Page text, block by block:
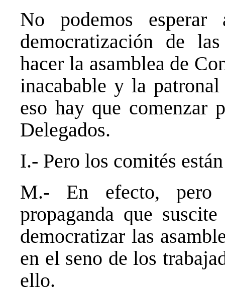
No podemos
democratización de
hacer la asamblea de
inacabable y la
eso hay que comenzar
Delegados.
I.- Pero los comités
M.- En efecto, pero
propaganda que
democratizar las
en el seno de los
ello.